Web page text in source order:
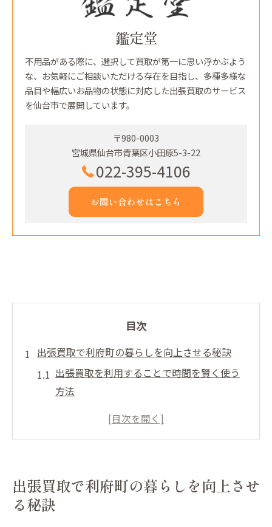
鑑定堂
不用品がある際に、選択して買取が第一に思い浮かぶよう
な、お気軽にご相談いただける存在を目指し、多種多様な
品目や幅広いお品物の状態に対応した出張買取のサービス
を仙台市で展開しています。
〒980-0003
宮城県仙台市青葉区小田原5-3-22
022-395-4106
お問い合わせはこちら
目次
出張買取で利府町の暮らしを向上させる秘訣
出張買取を利用することで時間を賢く使う
方法
利府町でのスムーズな不要品処分のステッ
出張買取サービスの選び方と注意点
出張買取で利府町の暮らしを向上させ
る秘訣